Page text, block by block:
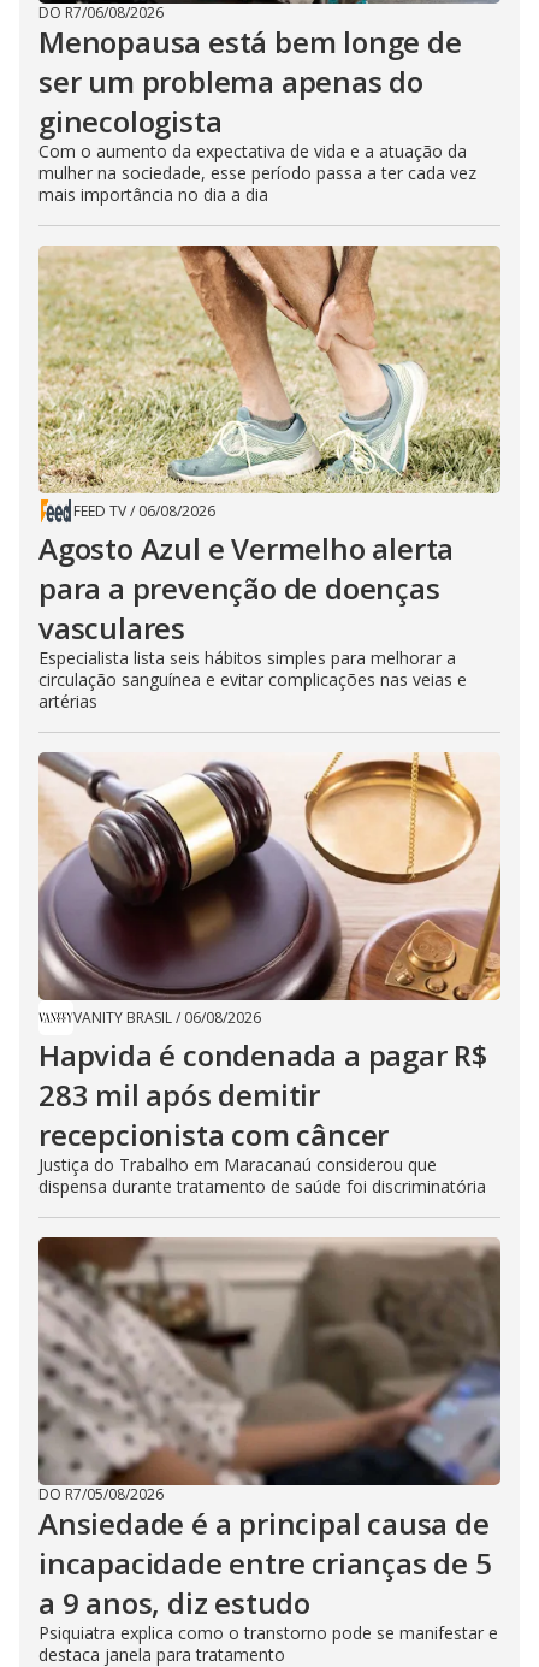
DO R7/06/08/2026
Menopausa está bem longe de
ser um problema apenas do
ginecologista
Com o aumento da expectativa de vida e a atuação da
mulher na sociedade, esse período passa a ter cada vez
mais importância no dia a dia
FEED TV/ 06/08/2026
Agosto Azul e Vermelho alerta
para a prevenção de doenças
vasculares
Especialista lista seis hábitos simples para melhorar a
circulação sanguínea e evitar complicações nas veias e
artérias
VANITY BRASIL/ 06/08/2026
Hapvida é condenada a pagar R$
283 mil após demitir
recepcionista com câncer
Justiça do Trabalho em Maracanaú considerou que
dispensa durante tratamento de saúde foi discriminatória
DO R7/05/08/2026
Ansiedade é a principal causa de
incapacidade entre crianças de 5
a 9 anos, diz estudo
Psiquiatra explica como o transtorno pode se manifestar e
destaca janela para tratamento